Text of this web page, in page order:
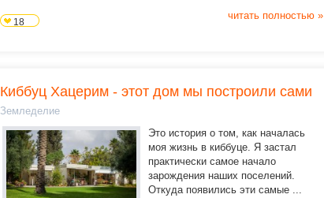
18
читать полностью »
Киббуц Хацерим - этот дом мы построили сами
Земледелие
Это история о том, как началась
моя жизнь в киббуце. Я застал
практически самое начало
зарождения наших поселений.
Откуда появились эти самые ...